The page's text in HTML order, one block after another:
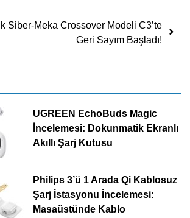
Siber-Meka Crossover Modeli C3’te
Geri Sayım Başladı!
UGREEN EchoBuds Magic
İncelemesi: Dokunmatik Ekranlı
Akıllı Şarj Kutusu
Philips 3’ü 1 Arada Qi Kablosuz
Şarj İstasyonu İncelemesi:
Masaüstünde Kablo